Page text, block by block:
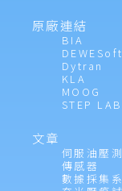
原廠連結
BIA
DEWESoft
Dytran
KLA
MOOG
STEP
文章
伺服油壓
傳感器
數據採集